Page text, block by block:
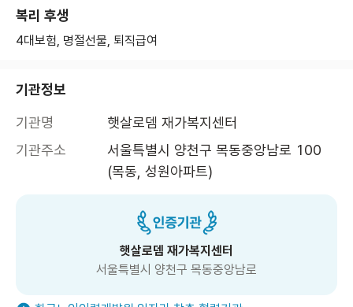
복리 후생
4대보험, 명절선물, 퇴직급여
기관정보
기관명
햇살로뎀 재가복지센터
기관주소
서울특별시 양천구 목동중앙남로 100
(목동, 성원아파트)
햇살로뎀 재가복지센터
서울특별시 양천구 목동중앙남로